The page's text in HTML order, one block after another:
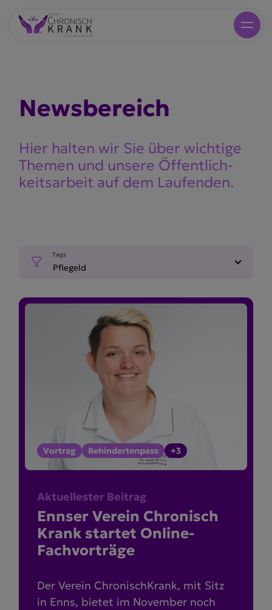
Newsbe­reich
Hier halten wir Sie über wichtige
Themen und unsere Öffent­lich­
keits­arbeit auf dem Laufenden.
Tags
Pflegeld
Vortrag Behindertenpass +3
Aktuellester Beitrag
Ennser Verein Chronisch
Krank startet Online-
Fachvor­träge
Der Verein ChronischKrank, mit Sitz
in Enns, bietet im November noch